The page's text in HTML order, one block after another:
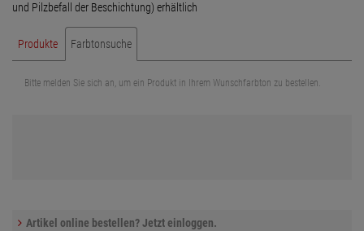
und Pilzbefall der Beschichtung) erhältlich
Produkte Farbtonsuche
Bitte melden Sie sich an, um ein Produkt in Ihrem Wunschfarbton zu bestellen.
Artikel online bestellen? Jetzt einloggen.